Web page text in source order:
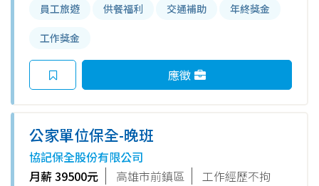
員工旅遊 供餐福利 交通補助 年終獎金
工作獎金
應徵
公家單位保全-晚班
協記保全股份有限公司
月薪 39500元
高雄市前鎮區 工作經歷不拘